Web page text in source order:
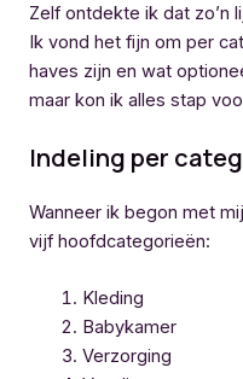
Zelf ontdekte ik dat zo’n
Ik vond het fijn om per
haves zijn en wat
maar kon ik alles stap
Indeling per
Wanneer ik begon met
vijf hoofdcategorieën:
Kleding
Babykamer
Verzorging